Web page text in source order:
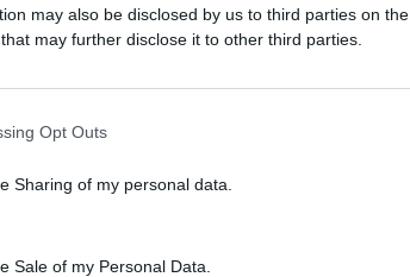
may also be disclosed by us to third parties on the
that may further disclose it to other third parties.
Opt Outs
Sharing of my personal data.
Sale of my Personal Data.